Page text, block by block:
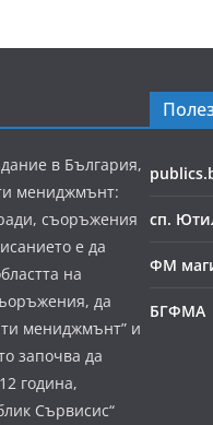
в България,
мениджмънт:
съоръжения
е да
на
да
мениджмънт” и
започва да
година,
Сървисис“
сп.
ФМ
БГФМА